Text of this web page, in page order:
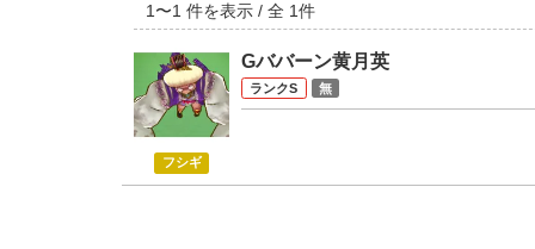
1〜1 件を表示 / 全 1件
フシギ
Gババーン黄月英
S 無